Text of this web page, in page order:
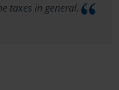
taxes in general.